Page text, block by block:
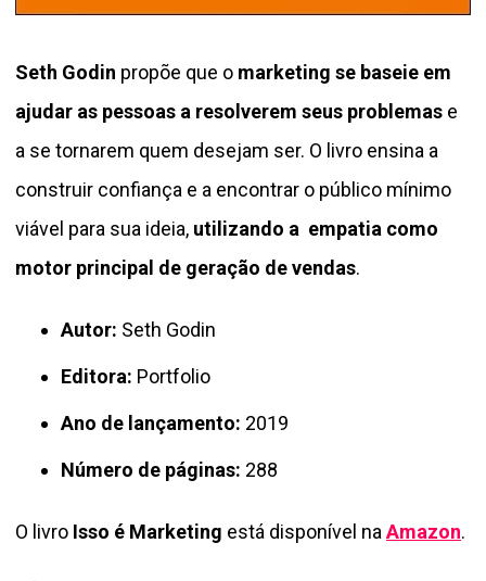
Seth Godin propõe que o marketing se baseie em
ajudar as pessoas a resolverem seus problemas e
a se tornarem quem desejam ser. O livro ensina a
construir confiança e a encontrar o público mínimo
viável para sua ideia, utilizando a empatia como
motor principal de geração de vendas.
Autor: Seth Godin
Editora: Portfolio
Ano de lançamento: 2019
Número de páginas: 288
O livro Isso é Marketing está disponível na Amazon.